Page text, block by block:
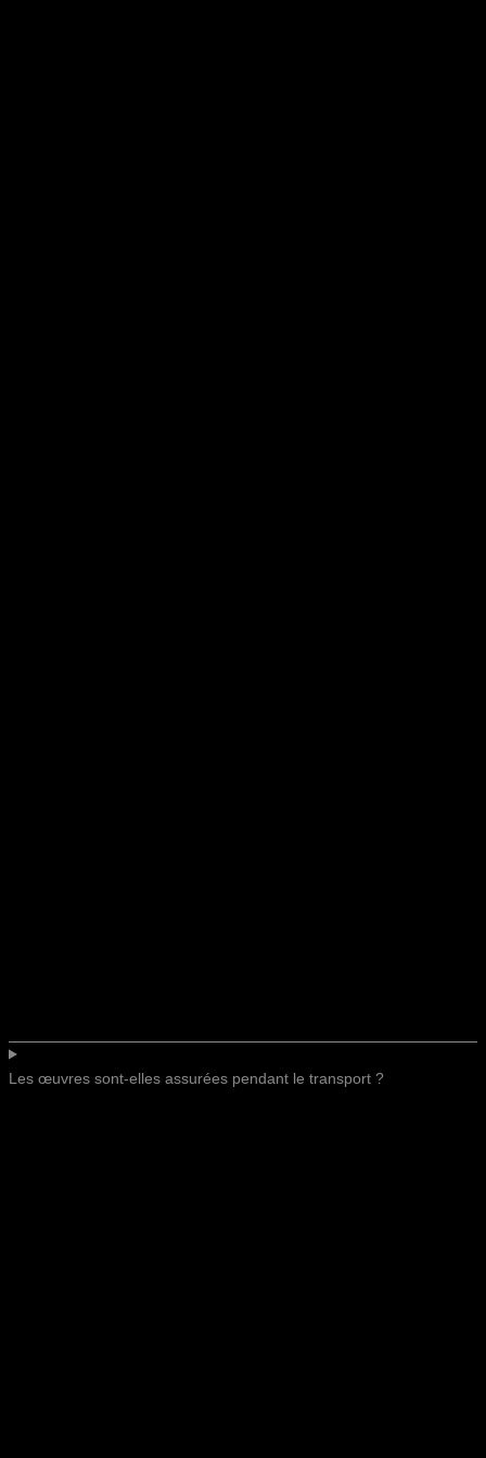
Les œuvres sont-elles assurées pendant le transport ?